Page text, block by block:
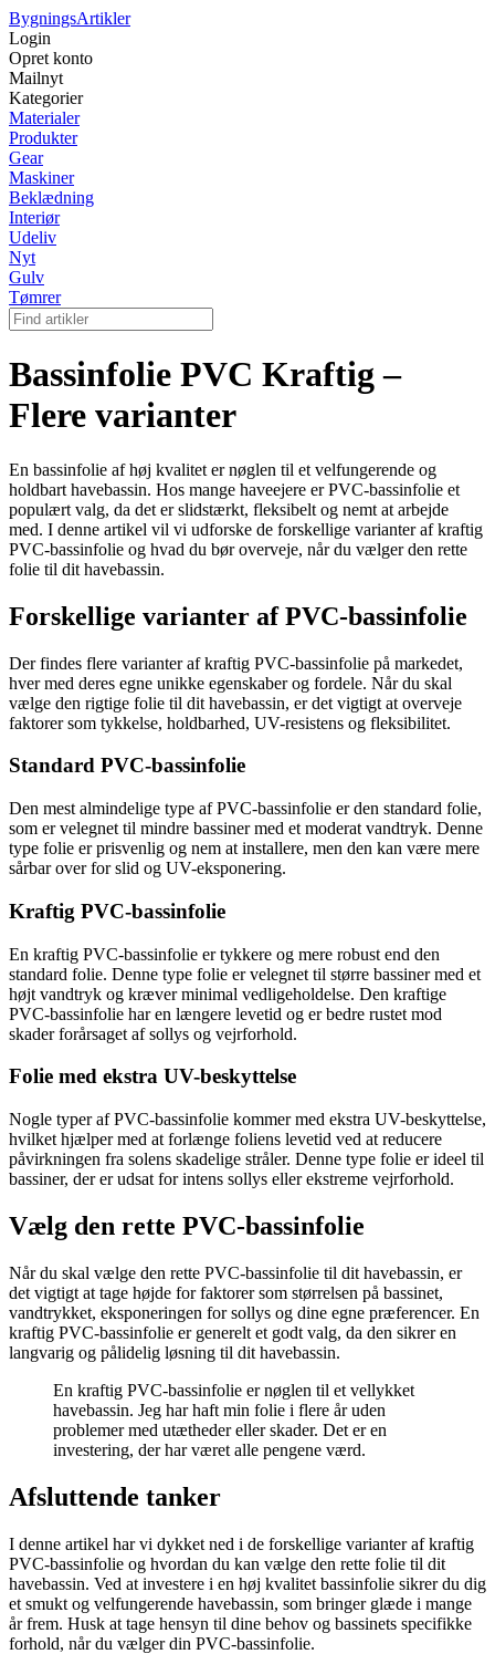
BygningsArtikler
Login
Opret konto
Mailnyt
Kategorier
Materialer
Produkter
Gear
Maskiner
Beklædning
Interiør
Udeliv
Nyt
Gulv
Tømrer
Bassinfolie PVC Kraftig –
Flere varianter
En bassinfolie af høj kvalitet er nøglen til et velfungerende og
holdbart havebassin. Hos mange haveejere er PVC-bassinfolie et
populært valg, da det er slidstærkt, fleksibelt og nemt at arbejde
med. I denne artikel vil vi udforske de forskellige varianter af kraftig
PVC-bassinfolie og hvad du bør overveje, når du vælger den rette
folie til dit havebassin.
Forskellige varianter af PVC-bassinfolie
Der findes flere varianter af kraftig PVC-bassinfolie på markedet,
hver med deres egne unikke egenskaber og fordele. Når du skal
vælge den rigtige folie til dit havebassin, er det vigtigt at overveje
faktorer som tykkelse, holdbarhed, UV-resistens og fleksibilitet.
Standard PVC-bassinfolie
Den mest almindelige type af PVC-bassinfolie er den standard folie,
som er velegnet til mindre bassiner med et moderat vandtryk. Denne
type folie er prisvenlig og nem at installere, men den kan være mere
sårbar over for slid og UV-eksponering.
Kraftig PVC-bassinfolie
En kraftig PVC-bassinfolie er tykkere og mere robust end den
standard folie. Denne type folie er velegnet til større bassiner med et
højt vandtryk og kræver minimal vedligeholdelse. Den kraftige
PVC-bassinfolie har en længere levetid og er bedre rustet mod
skader forårsaget af sollys og vejrforhold.
Folie med ekstra UV-beskyttelse
Nogle typer af PVC-bassinfolie kommer med ekstra UV-beskyttelse,
hvilket hjælper med at forlænge foliens levetid ved at reducere
påvirkningen fra solens skadelige stråler. Denne type folie er ideel til
bassiner, der er udsat for intens sollys eller ekstreme vejrforhold.
Vælg den rette PVC-bassinfolie
Når du skal vælge den rette PVC-bassinfolie til dit havebassin, er
det vigtigt at tage højde for faktorer som størrelsen på bassinet,
vandtrykket, eksponeringen for sollys og dine egne præferencer. En
kraftig PVC-bassinfolie er generelt et godt valg, da den sikrer en
langvarig og pålidelig løsning til dit havebassin.
En kraftig PVC-bassinfolie er nøglen til et vellykket
havebassin. Jeg har haft min folie i flere år uden
problemer med utætheder eller skader. Det er en
investering, der har været alle pengene værd.
Afsluttende tanker
I denne artikel har vi dykket ned i de forskellige varianter af kraftig
PVC-bassinfolie og hvordan du kan vælge den rette folie til dit
havebassin. Ved at investere i en høj kvalitet bassinfolie sikrer du dig
et smukt og velfungerende havebassin, som bringer glæde i mange
år frem. Husk at tage hensyn til dine behov og bassinets specifikke
forhold, når du vælger din PVC-bassinfolie.